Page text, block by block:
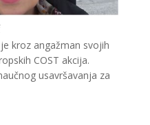
kroz angažman svojih
COST akcija.
usavršavanja za